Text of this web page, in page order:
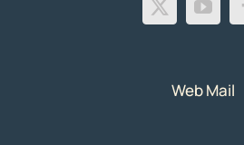
Web Mail